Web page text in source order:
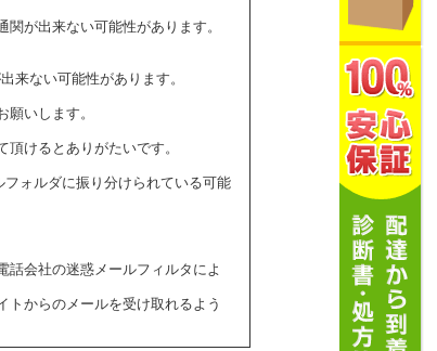
が出来ない可能性があります。
来ない可能性があります。
いします。
けるとありがたいです。
ォルダに振り分けられている可能
話会社の迷惑メールフィルタによ
トからのメールを受け取れるよう